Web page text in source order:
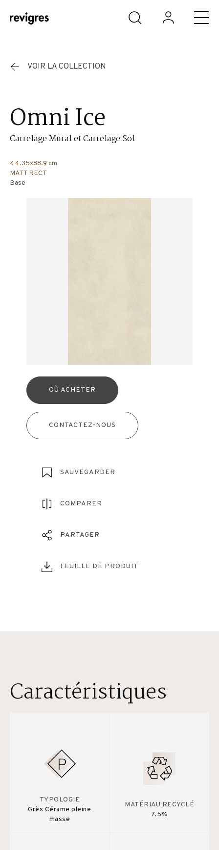
Aller au contenu principal
VOIR LA COLLECTION
Omni Ice
Carrelage Mural et Carrelage Sol
44.35x88.9 cm
MATT RECT
Base
OÙ ACHETER
CONTACTEZ-NOUS
SAUVEGARDER
COMPARER
PARTAGER
FEUILLE DE PRODUIT
Caractéristiques
TYPOLOGIE
Grès Cérame pleine
masse
MATÉRIAU RECYCLÉ
7.5%